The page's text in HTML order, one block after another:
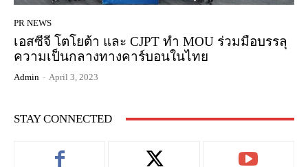
PR NEWS
เอสซีจี โตโยต้า และ CJPT ทำ MOU ร่วมมือบรรลุ
ความเป็นกลางทางคาร์บอนในไทย
Admin - April 3, 2023
STAY CONNECTED